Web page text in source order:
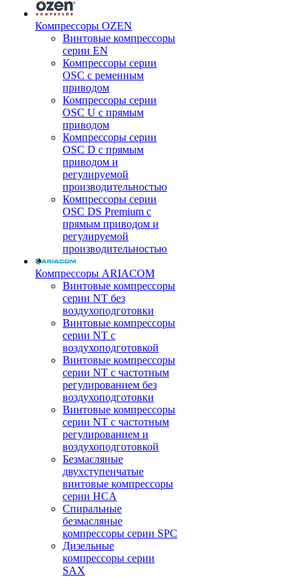
Компрессоры OZEN
Винтовые компрессоры
серии EN
Компрессоры серии
OSC с ременным
приводом
Компрессоры серии
OSC U с прямым
приводом
Компрессоры серии
OSC D с прямым
приводом и
регулируемой
производительностью
Компрессоры серии
OSC DS Premium с
прямым приводом и
регулируемой
производительностью
Компрессоры ARIACOM
Винтовые компрессоры
серии NT без
воздухоподготовки
Винтовые компрессоры
серии NT c
воздухоподготовкой
Винтовые компрессоры
серии NT с частотным
регулированием без
воздухоподготовки
Винтовые компрессоры
серии NT с частотным
регулированием и
воздухоподготовкой
Безмасляные
двухступенчатые
винтовые компрессоры
серии HCA
Спиральные
безмасляные
компрессоры серии SPC
Дизельные
компрессоры серии
SAX